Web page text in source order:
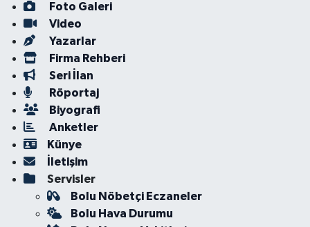
Foto Galeri
Video
Yazarlar
Firma Rehberi
Seri İlan
Röportaj
Biyografi
Anketler
Künye
İletişim
Servisler
Bolu Nöbetçi Eczaneler
Bolu Hava Durumu